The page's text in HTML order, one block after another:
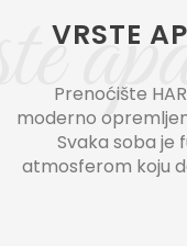
VRSTE
Prenoćište
moderno
Svaka soba je
atmosferom koju